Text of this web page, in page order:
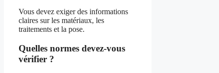
Vous devez exiger des informations
claires sur les matériaux, les
traitements et la pose.
Quelles normes devez-vous
vérifier ?